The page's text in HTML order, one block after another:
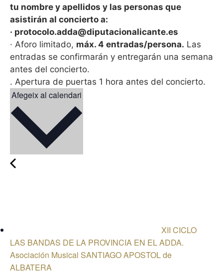
tu nombre y apellidos y las personas que
asistirán al concierto a:
· protocolo.adda@diputacionalicante.es
· Aforo limitado, máx. 4 entradas/persona. Las
entradas se confirmarán y entregarán una semana
antes del concierto.
. Apertura de puertas 1 hora antes del concierto.
XII CICLO
LAS BANDAS DE LA PROVINCIA EN EL ADDA.
Asociación Musical SANTIAGO APOSTOL de
ALBATERA